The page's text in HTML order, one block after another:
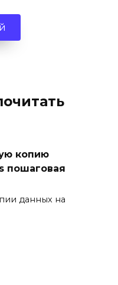
копию
пошаговая
данных на